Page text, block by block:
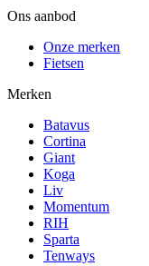
Ons aanbod
Onze merken
Fietsen
Merken
Batavus
Cortina
Giant
Koga
Liv
Momentum
RIH
Sparta
Tenways